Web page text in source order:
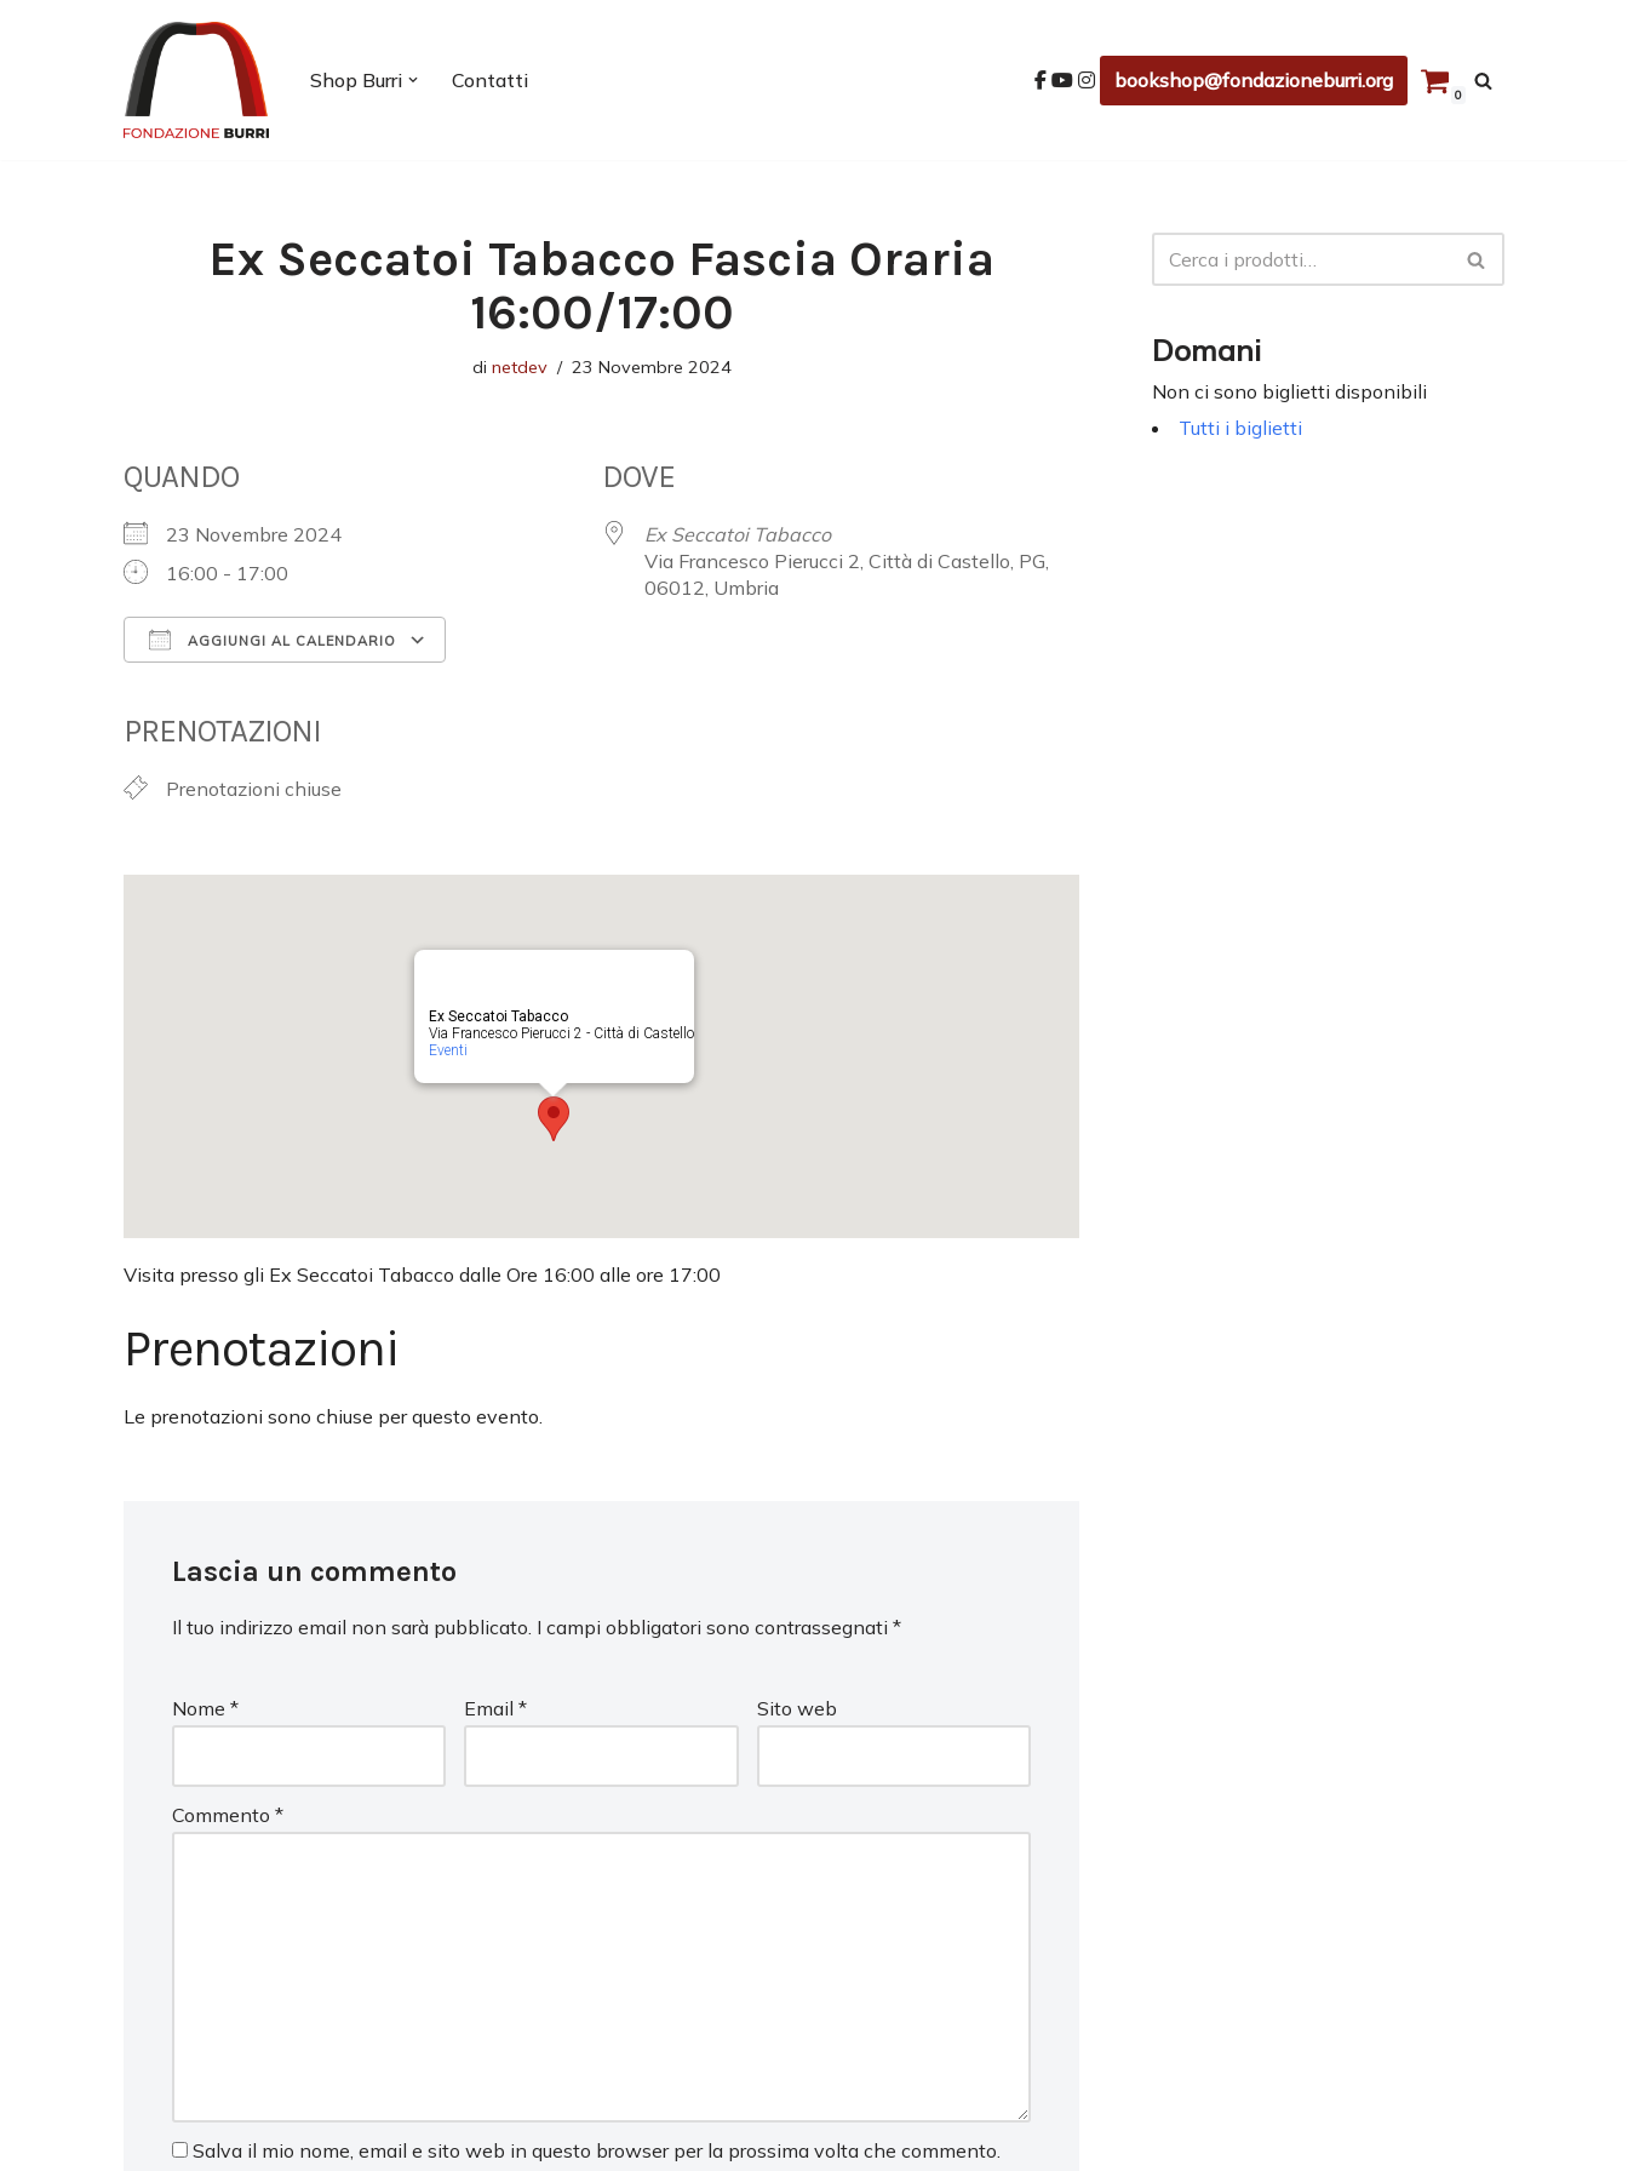
Shop Burri Contatti bookshop@fondazioneburri.org
0
Ex Seccatoi Tabacco Fascia Oraria
16:00/17:00
di netdev 23 Novembre 2024
QUANDO
23 Novembre 2024
16:00 - 17:00
AGGIUNGI AL CALENDARIO
PRENOTAZIONI
Prenotazioni chiuse
DOVE
Ex Seccatoi Tabacco
Via Francesco Pierucci 2, Città di Castello, PG,
06012, Umbria
Ex Seccatoi Tabacco
Via Francesco Pierucci 2 - Città di Castello
Eventi
Visita presso gli Ex Seccatoi Tabacco dalle Ore 16:00 alle ore 17:00
Prenotazioni
Le prenotazioni sono chiuse per questo evento.
Lascia un commento
Il tuo indirizzo email non sarà pubblicato. I campi obbligatori sono contrassegnati *
Nome * Email* Sito web
Commento *
Salva il mio nome, email e sito web in questo browser per la prossima volta che commento.
Domani
Non ci sono biglietti disponibili
Tutti i biglietti